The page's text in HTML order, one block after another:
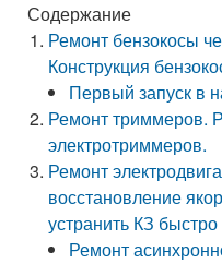
Содержание
Ремонт бензокосы
Конструкция
Первый запуск в
Ремонт триммеров.
электротриммеров.
Ремонт
восстановление
устранить КЗ
Ремонт